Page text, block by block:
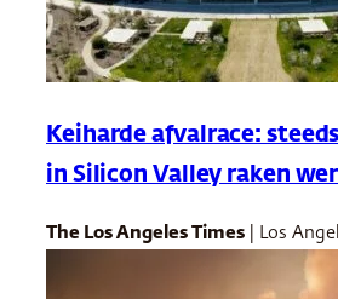
Keiharde afvalrace: steeds
in Silicon Valley raken
The Los Angeles Times | Los